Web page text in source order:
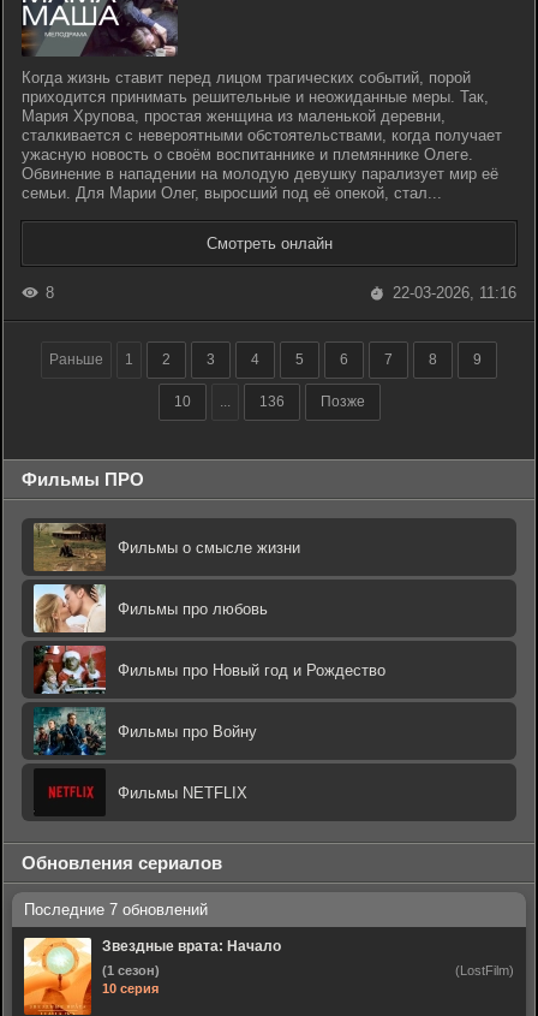
Когда жизнь ставит перед лицом трагических событий, порой
приходится принимать решительные и неожиданные меры. Так,
Мария Хрупова, простая женщина из маленькой деревни,
сталкивается с невероятными обстоятельствами, когда получает
ужасную новость о своём воспитаннике и племяннике Олеге.
Обвинение в нападении на молодую девушку парализует мир её
семьи. Для Марии Олег, выросший под её опекой, стал...
Смотреть онлайн
8 22-03-2026, 11:16
Раньше 1 2 3 4 5 6 7 8 9
10 ... 136 Позже
Фильмы ПРО
Фильмы о смысле жизни
Фильмы про любовь
Фильмы про Новый год и Рождество
Фильмы про Войну
Фильмы NETFLIX
Обновления сериалов
Звездные врата: Начало
(1 сезон)
10 серия
(LostFilm)